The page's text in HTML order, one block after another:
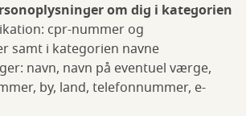
om dig i kategorien
cpr-nummer og
samt i kategorien navne
navn, navn på eventuel værge,
by, land, telefonnummer, e-